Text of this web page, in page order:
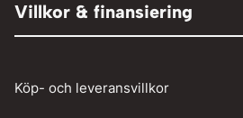
Verkstadstvätt
Vinschar
Person och paketbil
Villkor & finansiering
Köp- och leveransvillkor